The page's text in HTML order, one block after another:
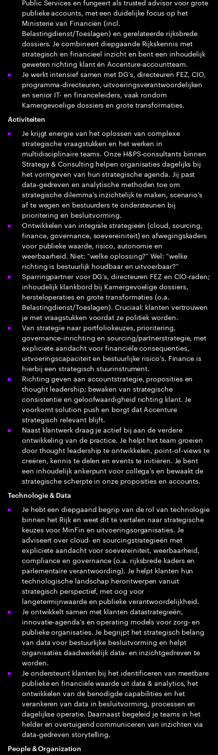
publieke accounts, met een duidelijke focus op het
Ministerie van Financiën (incl.
Belastingdienst/Toeslagen) en gerelateerde rijksbrede
dossiers. Je combineert diepgaande Rijkskennis met
strategisch en financieel inzicht en bent een inhoudelijk
geweten richting klant én Accenture-accountteam.
Je werkt intensief samen met DG’s, directeuren FEZ, CIO,
programma-directeuren, uitvoeringsverantwoordelijken
en senior IT- en financeleiders, vaak rondom
Kamergevoelige dossiers en grote transformaties.
Activiteiten
Je krijgt energie van het oplossen van complexe
strategische vraagstukken en het werken in
multidisciplinaire teams. Onze H&PS‑consultants binnen
Strategy & Consulting helpen organisaties dagelijks bij
het vormgeven van hun strategische agenda. Jij past
data‑gedreven en analytische methoden toe om
strategische dilemma’s inzichtelijk te maken, scenario’s
af te wegen en bestuurders te ondersteunen bij
prioritering en besluitvorming.
Ontwikkelen van integrale strategieën (cloud, sourcing,
finance, governance, soevereiniteit) en afwegingskaders
voor publieke waarde, risico, autonomie en
weerbaarheid. Niet: “welke oplossing?” Wel: “welke
richting is bestuurlijk houdbaar en uitvoerbaar?”
Sparringpartner voor DG’s, directeuren FEZ en CIO-raden;
inhoudelijk klankbord bij Kamergevoelige dossiers,
hersteloperaties en grote transformaties (o.a.
Belastingdienst/Toeslagen). Cruciaal: klanten vertrouwen
je met vraagstukken voordat ze politiek worden.
Van strategie naar portfoliokeuzes, prioritering,
governance-inrichting en sourcing/partnerstrategie, met
expliciete aandacht voor financiële consequenties,
uitvoeringscapaciteit en bestuurlijke risico’s. Finance is
hierbij een strategisch stuurinstrument.
Richting geven aan accountstrategie, proposities en
thought leadership; bewaken van strategische
consistentie en geloofwaardigheid richting klant. Je
voorkomt solution push en borgt dat Accenture
strategisch relevant blijft.
Naast klantwerk draag je actief bij aan de verdere
ontwikkeling van de practice. Je helpt het team groeien
door thought leadership te ontwikkelen, point‑of‑views te
creëren, kennis te delen en events te initiëren. Je bent
een inhoudelijk ankerpunt voor collega’s en bewaakt de
strategische scherpte in onze proposities en accounts.
Technologie & Data
Je hebt een diepgaand begrip van de rol van technologie
binnen het Rijk en weet dit te vertalen naar strategische
keuzes voor MinFin en uitvoeringsorganisaties. Je
adviseert over cloud- en sourcingstrategieën met
expliciete aandacht voor soevereiniteit, weerbaarheid,
compliance en governance (o.a. rijksbrede kaders en
parlementaire verantwoording). Je helpt klanten hun
technologische landschap herontwerpen vanuit
strategisch perspectief, met oog voor
langetermijnwaarde en publieke verantwoordelijkheid.
Je ontwikkelt samen met klanten datastrategieën,
innovatie‑agenda’s en operating models voor zorg‑ en
publieke organisaties. Je begrijpt het strategisch belang
van data voor bestuurlijke besluitvorming en helpt
organisaties daadwerkelijk data‑ en inzichtgedreven te
worden.
Je ondersteunt klanten bij het identificeren van meetbare
publieke en financiële waarde uit data & analytics, het
ontwikkelen van de benodigde capabilities en het
verankeren van data in besluitvorming, processen en
dagelijkse operatie. Daarnaast begeleid je teams in het
helder en overtuigend communiceren van inzichten via
data‑gedreven storytelling.
People & Organization